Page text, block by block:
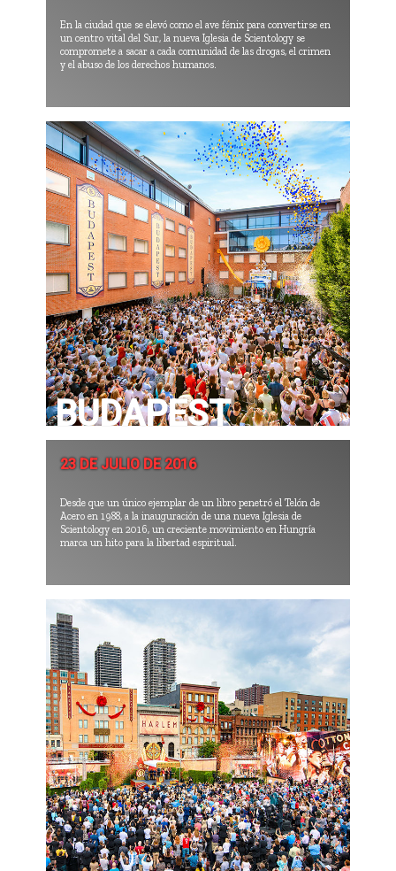
En la ciudad que se elevó como el ave fénix para convertirse en
un centro vital del Sur, la nueva Iglesia de Scientology se
compromete a sacar a cada comunidad de las drogas, el crimen
y el abuso de los derechos humanos.
BUDAPEST
23 DE JULIO DE 2016
Desde que un único ejemplar de un libro penetró el Telón de
Acero en 1988, a la inauguración de una nueva Iglesia de
Scientology en 2016, un creciente movimiento en Hungría
marca un hito para la libertad espiritual.